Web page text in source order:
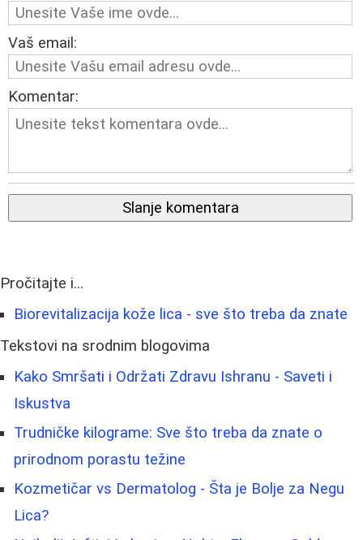
Vaš email:
Komentar:
Slanje komentara
Pročitajte i...
Biorevitalizacija kože lica - sve što treba da znate
Tekstovi na srodnim blogovima
Kako Smršati i Održati Zdravu Ishranu - Saveti i
Iskustva
Trudničke kilograme: Sve što treba da znate o
prirodnom porastu težine
Kozmetičar vs Dermatolog - Šta je Bolje za Negu
Lica?